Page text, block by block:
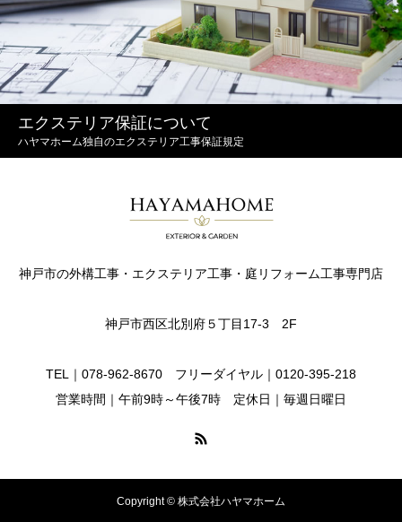
エクステリア保証について
ハヤマホーム独自のエクステリア工事保証規定
神戸市の外構工事・エクステリア工事・庭リフォーム工事専門店
神戸市西区北別府５丁目17-3 2F
TEL｜078-962-8670 フリーダイヤル｜0120-395-218
営業時間｜午前9時～午後7時 定休日｜毎週日曜日
Copyright © 株式会社ハヤマホーム